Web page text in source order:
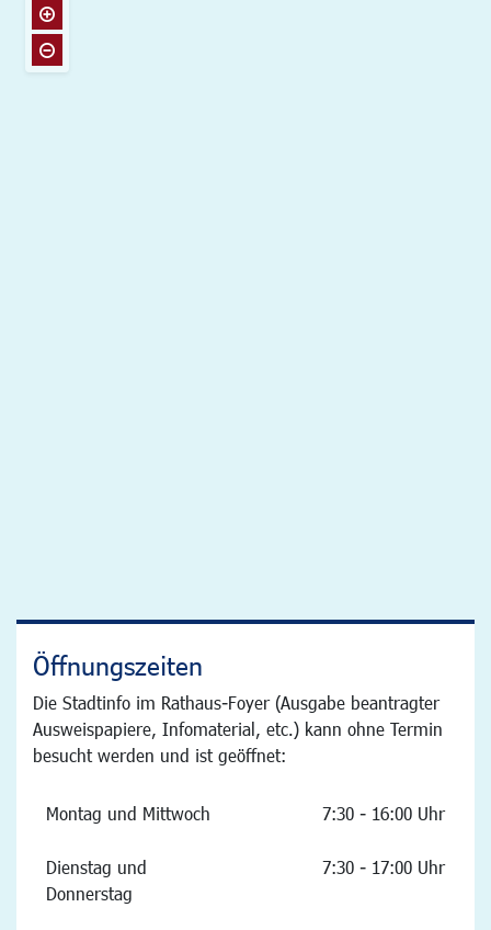
Öffnungszeiten
Die Stadtinfo im Rathaus-Foyer (Ausgabe beantragter
Ausweispapiere, Infomaterial, etc.) kann ohne Termin
besucht werden und ist geöffnet:
Montag und Mittwoch 7:30 - 16:00 Uhr
Dienstag und
Donnerstag
7:30 - 17:00 Uhr